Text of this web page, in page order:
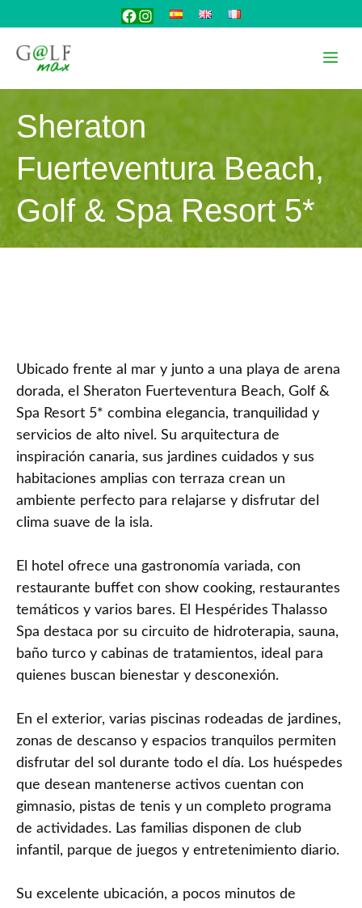
al
contenido
Facebook
Instagram
Sheraton
Fuerteventura Beach,
Golf & Spa Resort 5*
Ubicado frente al mar y junto a una playa de arena
dorada, el Sheraton Fuerteventura Beach, Golf &
Spa Resort 5* combina elegancia, tranquilidad y
servicios de alto nivel. Su arquitectura de
inspiración canaria, sus jardines cuidados y sus
habitaciones amplias con terraza crean un
ambiente perfecto para relajarse y disfrutar del
clima suave de la isla.
El hotel ofrece una gastronomía variada, con
restaurante buffet con show cooking, restaurantes
temáticos y varios bares. El Hespérides Thalasso
Spa destaca por su circuito de hidroterapia, sauna,
baño turco y cabinas de tratamientos, ideal para
quienes buscan bienestar y desconexión.
En el exterior, varias piscinas rodeadas de jardines,
zonas de descanso y espacios tranquilos permiten
disfrutar del sol durante todo el día. Los huéspedes
que desean mantenerse activos cuentan con
gimnasio, pistas de tenis y un completo programa
de actividades. Las familias disponen de club
infantil, parque de juegos y entretenimiento diario.
Su excelente ubicación, a pocos minutos de